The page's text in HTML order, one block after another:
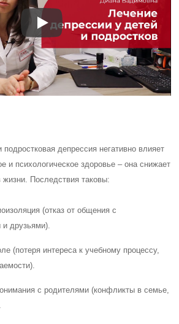
подростковая депрессия негативно влияет
и психологическое здоровье – она снижает
жизни. Последствия таковы:
(отказ от общения с
и друзьями).
(потеря интереса к учебному процессу,
с родителями (конфликты в семье,